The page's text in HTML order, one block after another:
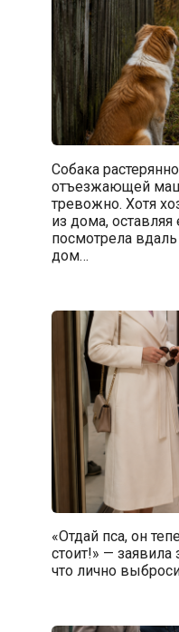
Собака
отъезжающей
тревожно. Хотя
из дома,
посмотрела
дом…
«Отдай пса, он
стоит!» — заявила
что лично